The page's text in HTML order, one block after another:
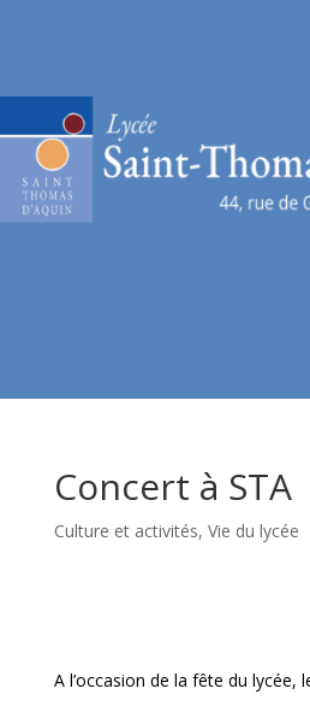
Concert à STA
Culture et activités, Vie du lycée
A l’occasion de la fête du lycée,